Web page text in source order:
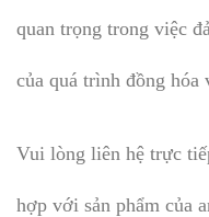
quan trọng trong việc
của quá trình đồng hóa
Vui lòng liên hệ trực
hợp với sản phẩm của